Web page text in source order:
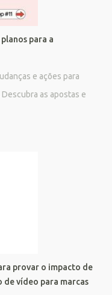
para a
e ações para
as apostas e
provar o impacto de
de vídeo para marcas